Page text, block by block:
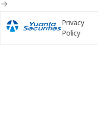
Privacy
Policy